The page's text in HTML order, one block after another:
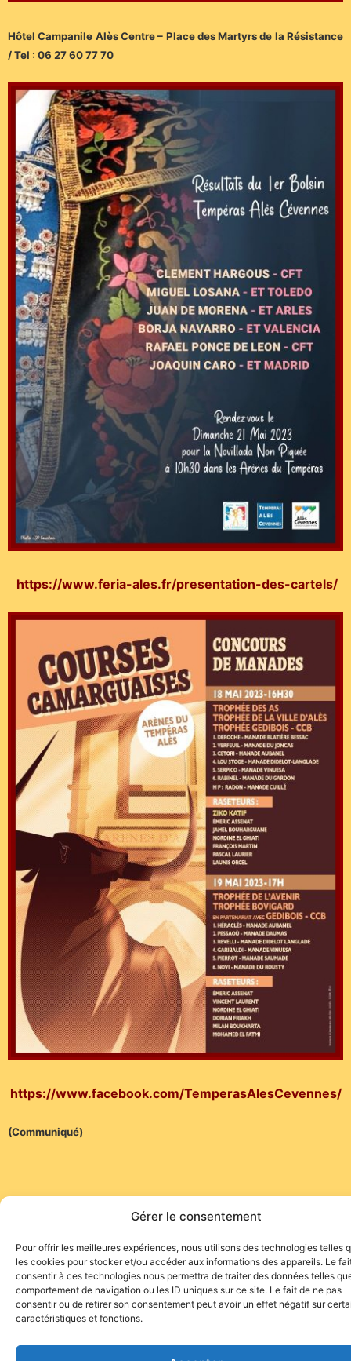
Gérer le consentement
Pour offrir les meilleures expériences, nous utilisons des technologies telles
les cookies pour stocker et/ou accéder aux informations des appareils. Le
consentir à ces technologies nous permettra de traiter des données telles
comportement de navigation ou les ID uniques sur ce site. Le fait de ne pas
consentir ou de retirer son consentement peut avoir un effet négatif sur
caractéristiques et fonctions.
Hôtel Campanile Alès Centre – Place des Martyrs de la Résistance
/ Tel : 06 27 60 77 70
https://www.feria-ales.fr/presentation-des-cartels/
https://www.facebook.com/TemperasAlesCevennes/
(Communiqué)
Site de l'association TOROFIESTA